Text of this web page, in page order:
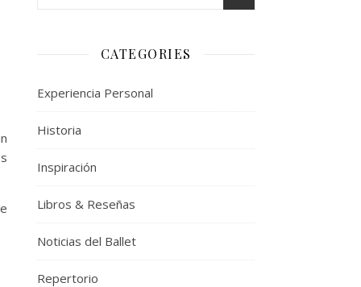
CATEGORIES
Experiencia Personal
Historia
Inspiración
Libros & Reseñas
Noticias del Ballet
Repertorio